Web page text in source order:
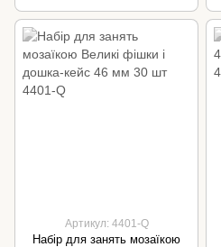
Артикул: 4401-Q
Набір для занять мозаїкою